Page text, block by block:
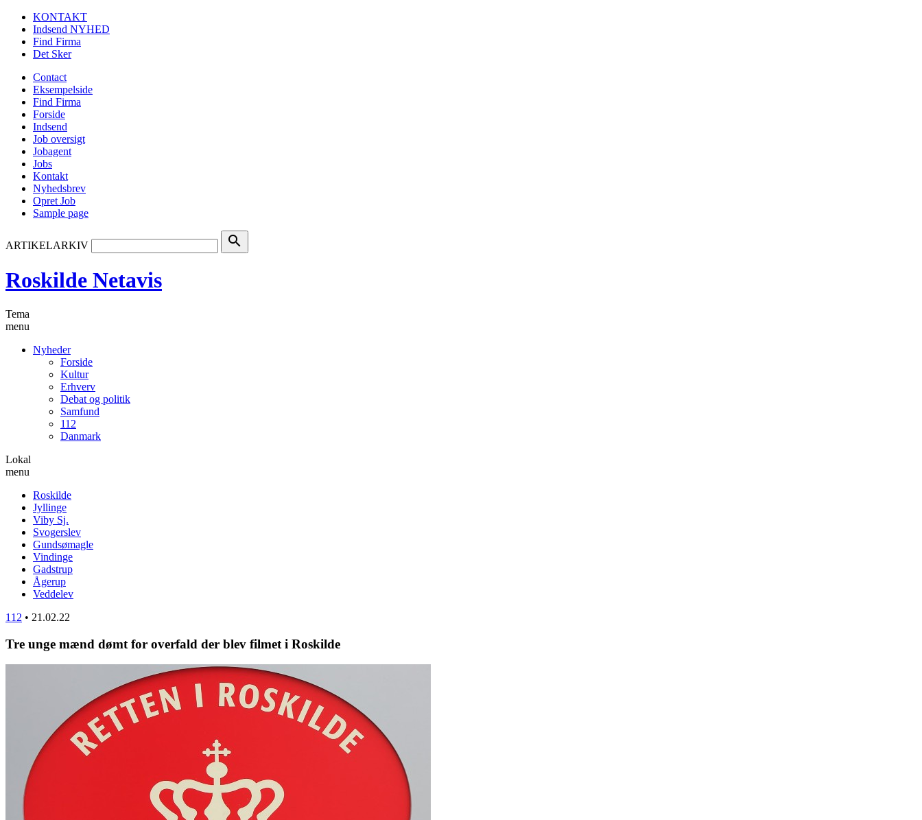
KONTAKT
Indsend NYHED
Find Firma
Det Sker
Contact
Eksempelside
Find Firma
Forside
Indsend
Job oversigt
Jobagent
Jobs
Kontakt
Nyhedsbrev
Opret Job
Sample page
ARTIKELARKIV search
Roskilde Netavis
Tema
menu
Nyheder
Forside
Kultur
Erhverv
Debat og politik
Samfund
112
Danmark
Lokal
menu
Roskilde
Jyllinge
Viby Sj.
Svogerslev
Gundsømagle
Vindinge
Gadstrup
Ågerup
Veddelev
112 • 21.02.22
Tre unge mænd dømt for overfald der blev filmet i Roskilde